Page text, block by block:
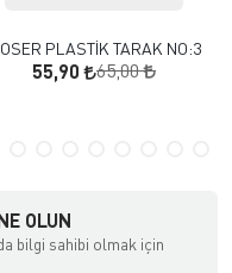
PLASTİK TARAK NO:3
55,90 65,00
OLUN
bilgi sahibi olmak için